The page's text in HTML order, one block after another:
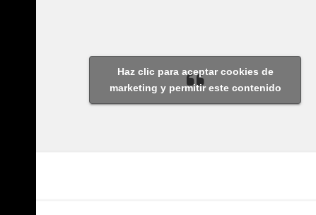
Haz clic para aceptar cookies de
marketing y permitir este contenido